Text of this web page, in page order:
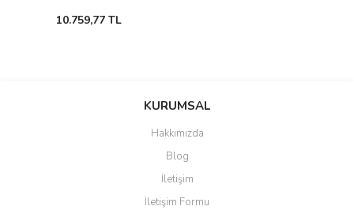
10.759,77 TL
KURUMSAL
Hakkımızda
Blog
İletişim
İletişim Formu